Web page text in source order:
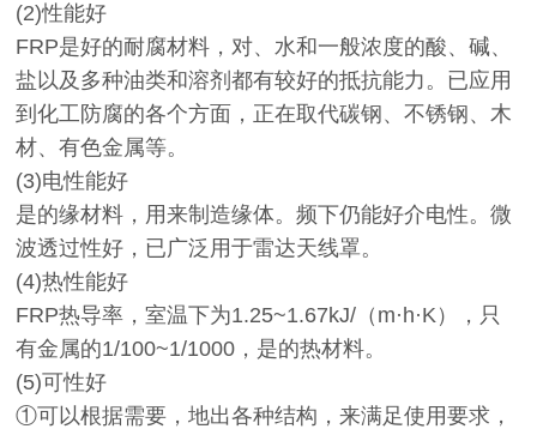
(2)性能好
FRP是好的耐腐材料，对、水和一般浓度的酸、碱、
盐以及多种油类和溶剂都有较好的抵抗能力。已应用
到化工防腐的各个方面，正在取代碳钢、不锈钢、木
材、有色金属等。
(3)电性能好
是的缘材料，用来制造缘体。频下仍能好介电性。微
波透过性好，已广泛用于雷达天线罩。
(4)热性能好
FRP热导率，室温下为1.25~1.67kJ/（m·h·K），只
有金属的1/100~1/1000，是的热材料。
(5)可性好
①可以根据需要，地出各种结构，来满足使用要求，